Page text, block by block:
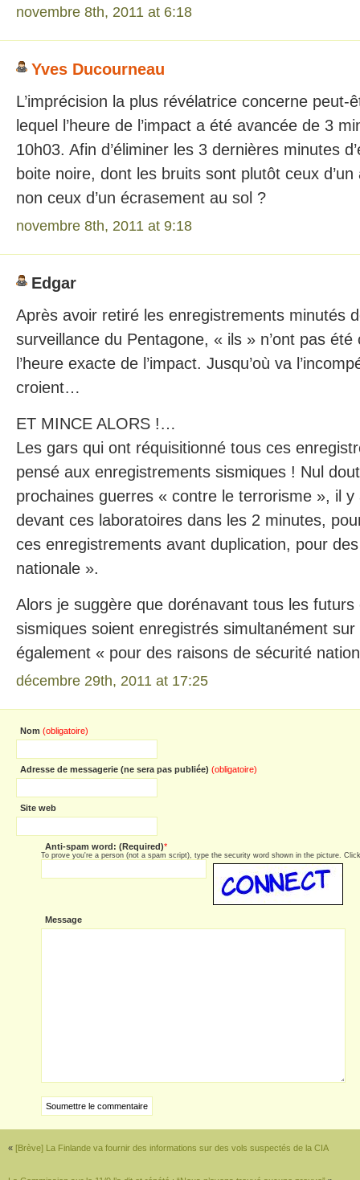
novembre 8th, 2011 at 6:18
Yves Ducourneau
L’imprécision la plus révélatrice concerne peut-
lequel l’heure de l’impact a été avancée de 3
10h03. Afin d’éliminer les 3 dernières minutes
boite noire, dont les bruits sont plutôt ceux
non ceux d’un écrasement au sol ?
novembre 8th, 2011 at 9:18
Edgar
Après avoir retiré les enregistrements minutés
surveillance du Pentagone, « ils » n’ont pas
l’heure exacte de l’impact. Jusqu’où va
croient…
ET MINCE ALORS !…
Les gars qui ont réquisitionné tous ces
pensé aux enregistrements sismiques ! Nul
prochaines guerres « contre le terrorisme », il
devant ces laboratoires dans les 2 minutes,
ces enregistrements avant duplication, pour
nationale ».
Alors je suggère que dorénavant tous les
sismiques soient enregistrés simultanément
également « pour des raisons de sécurité
décembre 29th, 2011 at 17:25
Nom (obligatoire)
Adresse de messagerie (ne sera pas publiée) (obligatoire)
Site web
Anti-spam word: (Required)*
To prove you're a person (not a spam script), type the security word shown in the picture.
Message
« [Brève] La Finlande va fournir des informations sur des vols suspectés de la CIA